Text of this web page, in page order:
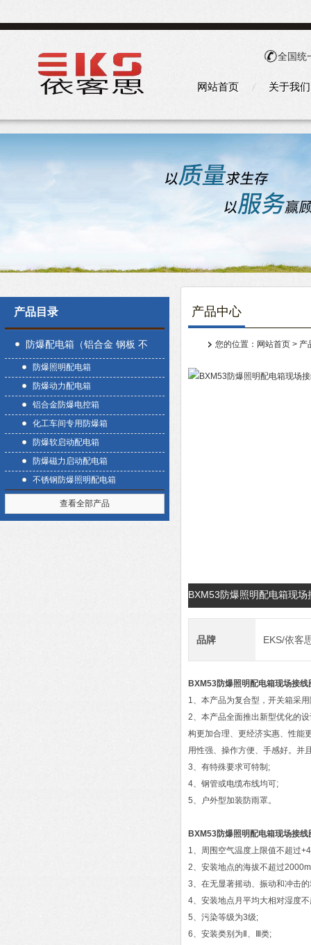
全国统
网站首页 关于我们
产品目录
防爆配电箱（铝合金 钢板 不
锈钢）
防爆照明配电箱
防爆动力配电箱
铝合金防爆电控箱
化工车间专用防爆箱
防爆软启动配电箱
防爆磁力启动配电箱
不锈钢防爆照明配电箱
查看全部产品
产品中心
您的位置： 网站首页 > 产
BXM53防爆照明配电箱现
品牌 EKS/依客
BXM53防爆照明配电箱现场接线
1、本产品为复合型，开关箱采
2、本产品全面推出新型优化的
构更加合理、更经济实惠、性能
用性强、操作方便、手感好。并
3、有特殊要求可特制;
4、钢管或电缆布线均可;
5、户外型加装防雨罩。
BXM53防爆照明配电箱现场接线
1、周围空气温度上限值不超过
2、安装地点的海拔不超过
3、在无显著摇动、振动和冲击
4、安装地点月平均大相对湿度
5、污染等级为3级;
6、安装类别为Ⅱ、Ⅲ类;